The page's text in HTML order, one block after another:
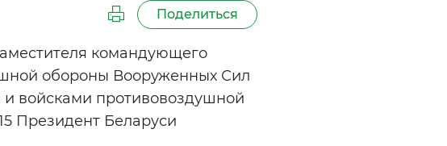
Поделиться
командующего
обороны Вооруженных Сил
войсками противовоздушной
Президент Беларуси